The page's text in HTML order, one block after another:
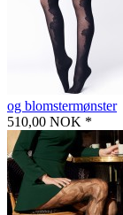
og blomstermønster
510,00 NOK *